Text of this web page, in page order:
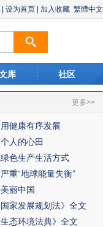
设为首页 加入收藏 繁體中文
库 社区
更多>>
健康有序发展
人的心田
色生产生活方式
重“地球能量失衡”
丽中国
国家发展规划法》全文
态环境法典》全文